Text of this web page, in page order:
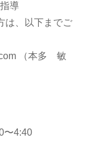
導
は、以下までご
（本多 敏
〜4:40